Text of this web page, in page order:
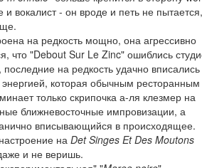
вокалист - он вроде и петь не
на редкость мощно, она агрессивно
что "Debout Sur Le Zinc" ошиблись
на редкость удачно вписались
которая обычным ресторанным
только скрипочка а-ля клезмер на
ближневосточные импровизации, а
вписывающийся в происходящее.
на Det Singes Et Des Moutons
и не веришь.